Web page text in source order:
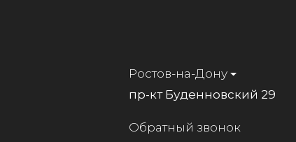
Ростов-на-Дону
пр-кт Буденновский 29
Обратный звонок